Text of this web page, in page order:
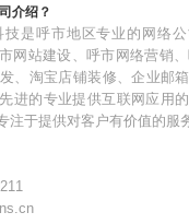
介绍？
是呼市地区专业的网络
网站建设、呼市网络营销
、淘宝店铺装修、企业邮
进的专业提供互联网应用
注于提供对客户有价值的服